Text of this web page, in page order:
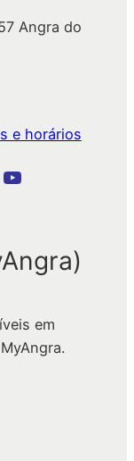
Angra do
e horários
Botão para a página da autarquia no Youtube
em